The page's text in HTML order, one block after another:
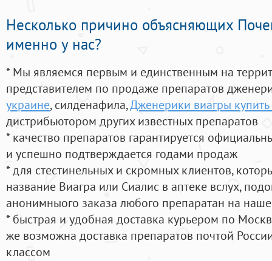
Несколько причино объясняющих
именно у нас?
* Мы являемся первым и единственным на
представителем по продаже препаратов
украине, силденафила,Дженерики виагры
дистрибьютором других известных препаратов
* качество препаратов гарантируется
и успешно подтверждается годами продаж
* для стестинельных и скромных клиентов,
название Виагра или Сиалис в аптеке вслух,
анонимныого заказа любого препаратан на
* быстрая и удобная доставка курьером по
же возможна доставка препаратов почтой
классом